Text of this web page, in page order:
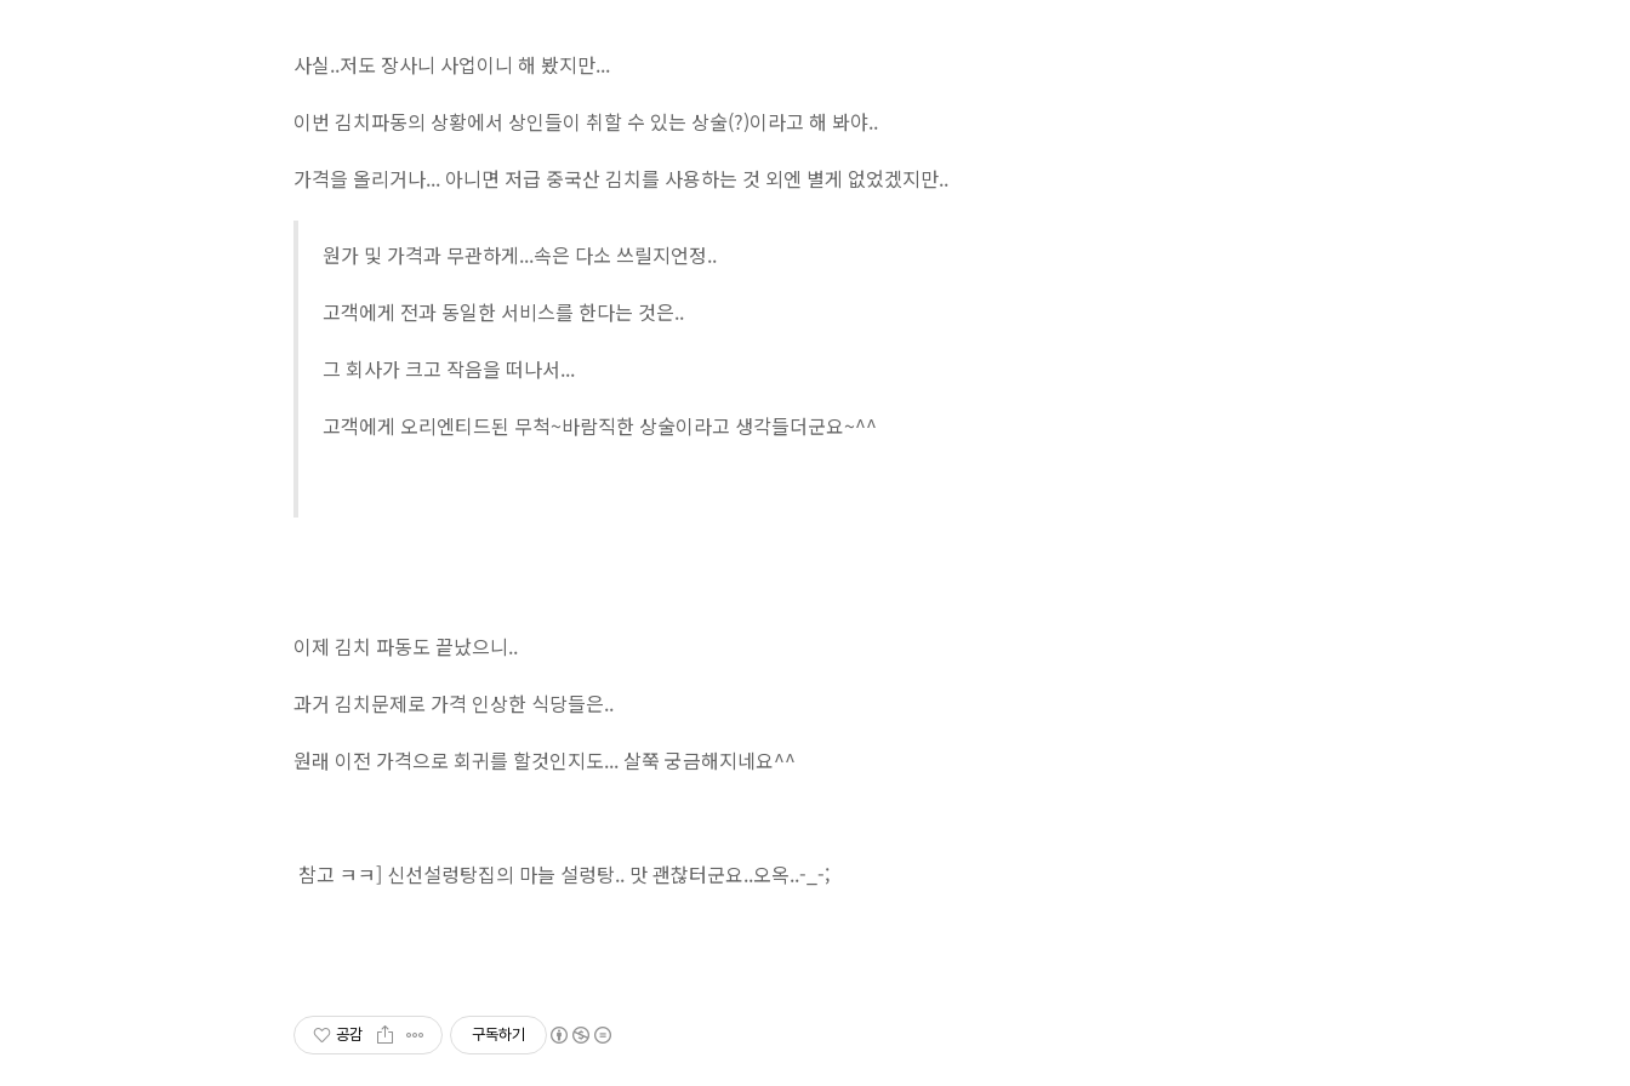
사실..저도 장사니 사업이니 해 봤지만...
이번 김치파동의 상황에서 상인들이 취할 수 있는 상술(?)이라고 해 봐야..
가격을 올리거나... 아니면 저급 중국산 김치를 사용하는 것 외엔 별게 없었겠지만..
원가 및 가격과 무관하게...속은 다소 쓰릴지언정..
고객에게 전과 동일한 서비스를 한다는 것은..
그 회사가 크고 작음을 떠나서...
고객에게 오리엔티드된 무척~바람직한 상술이라고 생각들더군요~^^
이제 김치 파동도 끝났으니..
과거 김치문제로 가격 인상한 식당들은..
원래 이전 가격으로 회귀를 할것인지도... 살쭉 궁금해지네요^^
참고 ㅋㅋ] 신선설렁탕집의 마늘 설렁탕.. 맛 괜찮터군요..오옥..-_-;
공감 구독하기